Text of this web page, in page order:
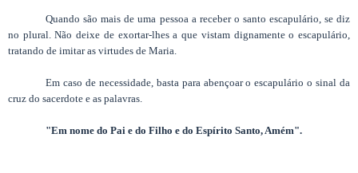
Quando são mais de uma pessoa a receber o santo escapulário, se diz
no plural. Não deixe de exortar-lhes a que vistam dignamente o escapulário,
tratando de imitar as virtudes de Maria.
Em caso de necessidade, basta para abençoar o escapulário o sinal da
cruz do sacerdote e as palavras.
"Em nome do Pai e do Filho e do Espírito Santo, Amém".